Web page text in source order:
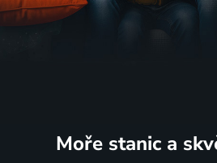
Moře stanic a